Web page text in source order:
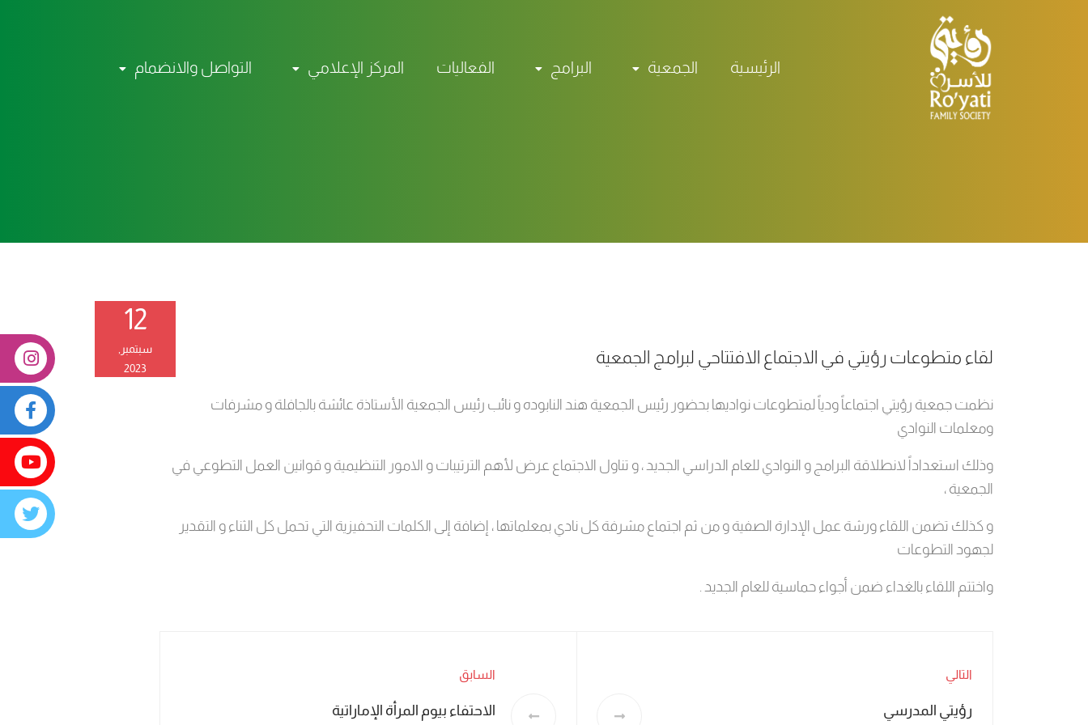
الرئيسية الجمعية البرامج الفعاليات المركز الإعلامي التواصل والانضمام
لقاء متطوعات رؤيتي في الاجتماع الافتتاحي لبرامج الجمعية
12
سبتمبر,
2023
نظمت جمعية رؤيتي اجتماعاً ودياً لمتطوعات نواديها بحضور رئيس الجمعية هند النابوده و نائب رئيس الجمعية الأستاذة عائشة بالجافلة و مشرفات
ومعلمات النوادي
وذلك استعداداً لانطلاقة البرامج و النوادي للعام الدراسي الجديد ، و تناول الاجتماع عرض لأهم الترتيبات و الامور التنظيمية و قوانين العمل التطوعي في
الجمعية ،
و كذلك تضمن اللقاء ورشة عمل الإدارة الصفية و من ثم اجتماع مشرفة كل نادي بمعلماتها ، إضافة إلى الكلمات التحفيزية التي تحمل كل الثناء و التقدير
لجهود التطوعات
واختتم اللقاء بالغداء ضمن أجواء حماسية للعام الجديد .
السابق
الاحتفاء بيوم المرأة الإماراتية
التالي
رؤيتي المدرسي